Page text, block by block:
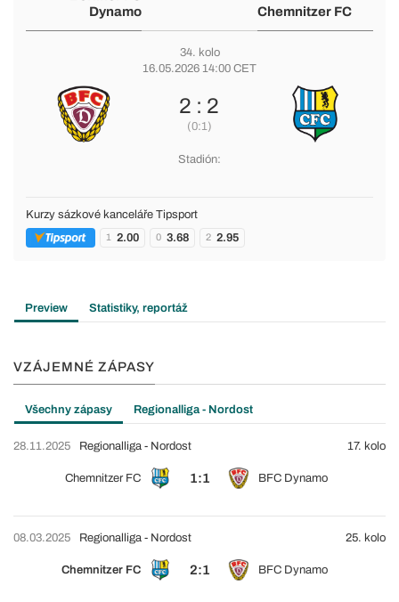
Dynamo
Chemnitzer FC
34. kolo
16.05.2026 14:00 CET
2 : 2
(0:1)
Stadión:
Kurzy sázkové kanceláře Tipsport
1 2.00 0 3.68 2 2.95
Preview Statistiky, reportáž
VZÁJEMNÉ ZÁPASY
Všechny zápasy Regionalliga - Nordost
28.11.2025
Chemnitzer FC 1:1 BFC Dynamo
Regionalliga - Nordost 17. kolo
08.03.2025
Chemnitzer FC 2:1 BFC Dynamo
Regionalliga - Nordost 25. kolo